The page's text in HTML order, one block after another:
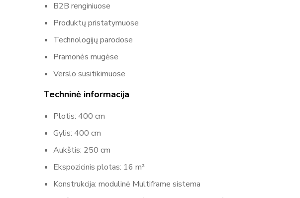
B2B renginiuose
Produktų pristatymuose
Technologijų parodose
Pramonės mugėse
Verslo susitikimuose
Techninė informacija
Plotis: 400 cm
Gylis: 400 cm
Aukštis: 250 cm
Ekspozicinis plotas: 16 m²
Konstrukcija: modulinė Multiframe sistema